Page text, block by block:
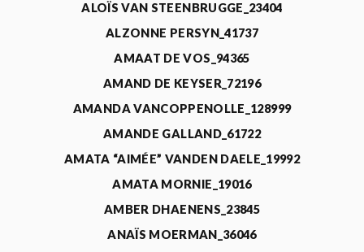
ALOÏS VAN STEENBRUGGE_23404
ALZONNE PERSYN_41737
AMAAT DE VOS_94365
AMAND DE KEYSER_72196
AMANDA VANCOPPENOLLE_128999
AMANDE GALLAND_61722
AMATA “AIMÉE” VANDEN DAELE_19992
AMATA MORNIE_19016
AMBER DHAENENS_23845
ANAÏS MOERMAN_36046